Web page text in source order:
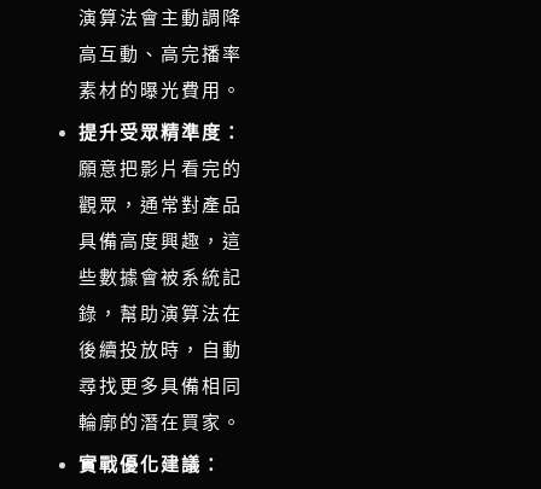
演算法會主動調降
高互動、高完播率
素材的曝光費用。
提升受眾精準度：
願意把影片看完的
觀眾，通常對產品
具備高度興趣，這
些數據會被系統記
錄，幫助演算法在
後續投放時，自動
尋找更多具備相同
輪廓的潛在買家。
實戰優化建議：